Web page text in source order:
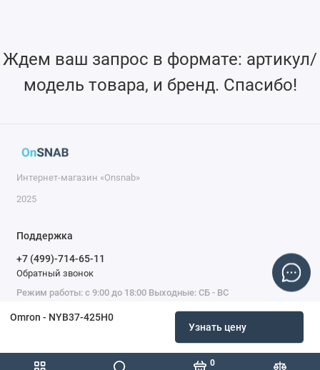
0
Omron - NYB37-425H0
Узнать цену
Ждем ваш запрос в формате: артикул/
модель товара, и бренд. Спасибо!
Интернет-магазин «Onsnab»
2025
Поддержка
+7 (499)-714-65-11
Обратный звонок
Режим работы: с 9:00 до 18:00 Выходные: СБ - ВС